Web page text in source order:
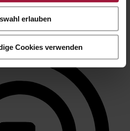
erlauben
Cookies verwenden
Farben